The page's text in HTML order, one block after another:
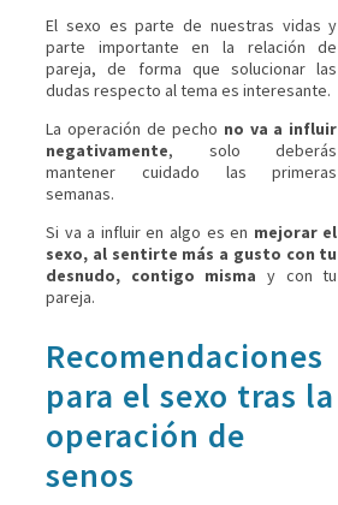
El sexo es parte de nuestras vidas y
parte importante en la relación de
pareja, de forma que solucionar las
dudas respecto al tema es interesante.
La operación de pecho no va a influir
negativamente, solo deberás
mantener cuidado las primeras
semanas.
Si va a influir en algo es en mejorar el
sexo, al sentirte más a gusto con tu
desnudo, contigo misma y con tu
pareja.
Recomendaciones
para el sexo tras la
operación de
senos